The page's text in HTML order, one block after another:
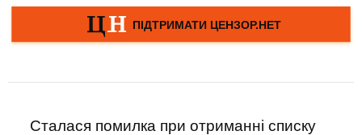
Сталася помилка при отриманні списку